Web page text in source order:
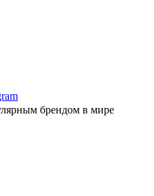
брендом в мире